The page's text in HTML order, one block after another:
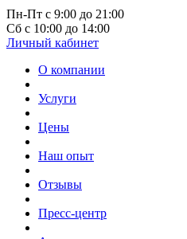
Пн-Пт с 9:00 до 21:00
Сб с 10:00 до 14:00
Личный кабинет
О компании
Услуги
Цены
Наш опыт
Отзывы
Пресс-центр